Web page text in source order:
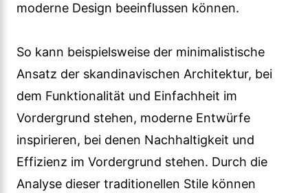
moderne Design beeinflussen können.
So kann beispielsweise der minimalistische
Ansatz der skandinavischen Architektur, bei
dem Funktionalität und Einfachheit im
Vordergrund stehen, moderne Entwürfe
inspirieren, bei denen Nachhaltigkeit und
Effizienz im Vordergrund stehen. Durch die
Analyse dieser traditionellen Stile können